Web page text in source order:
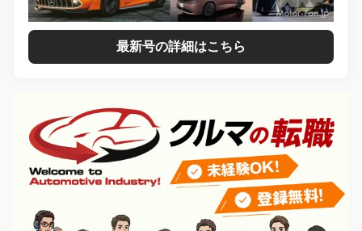
最新号の詳細はこちら